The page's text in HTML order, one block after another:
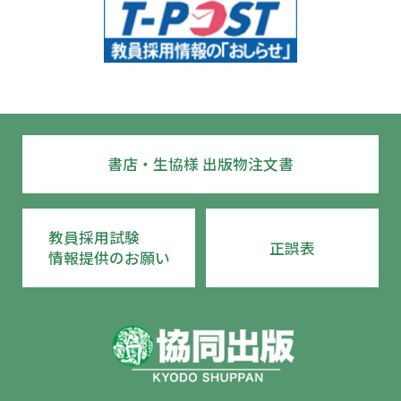
書店・生協様 出版物注文書
教員採用試験
情報提供のお願い
正誤表